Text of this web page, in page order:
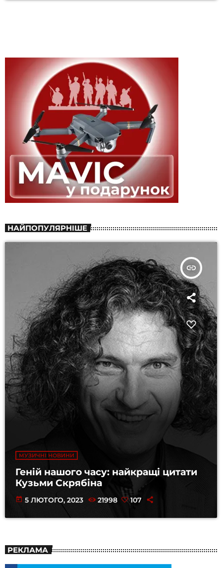
НАЙПОПУЛЯРНІШЕ
insert_link
МУЗИЧНІ НОВИНИ
Геній нашого часу: найкращі цитати
Кузьми Скрябіна
today 5 ЛЮТОГО, 2023 21998 107
РЕКЛАМА